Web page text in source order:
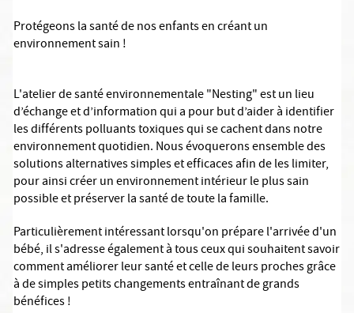
Protégeons la santé de nos enfants en créant un
environnement sain !
L'atelier de santé environnementale "Nesting" est un lieu
d’échange et d’information quia pour but d’aider à identifier
les différents polluants toxiques qui se cachent dans notre
environnement quotidien. Nous évoquerons ensemble des
solutions alternatives simples et efficaces afin de les limiter,
pour ainsi créer un environnement intérieur le plus sain
possible et préserver la santé de toute la famille.
Particulièrement intéressant lorsqu'on prépare l'arrivée d'un
bébé, il s'adresse également à tous ceux qui souhaitent savoir
comment améliorer leur santé et celle de leurs proches grâce
à de simples petits changements entraînant de grands
bénéfices !